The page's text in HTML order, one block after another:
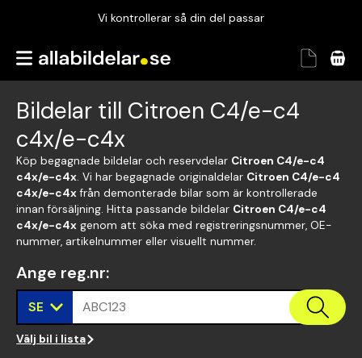
Vi kontrollerar så din del passar
Garanterad passform
Vi kontrollerar så din del passar
Bildelar till Citroen C4/e-c4
c4x/e-c4x
Köp begagnade bildelar och reservdelar Citroen C4/e-c4
c4x/e-c4x. Vi har begagnade originaldelar Citroen C4/e-c4
c4x/e-c4xfrån demonterade bilar som är kontrollerade
innan försäljning. Hitta passande bildelar Citroen C4/e-c4
c4x/e-c4x genom att söka med registreringsnummer, OE-
nummer, artikelnummer eller visuellt nummer.
Ange reg.nr:
SE ABC123
Välj bil i lista